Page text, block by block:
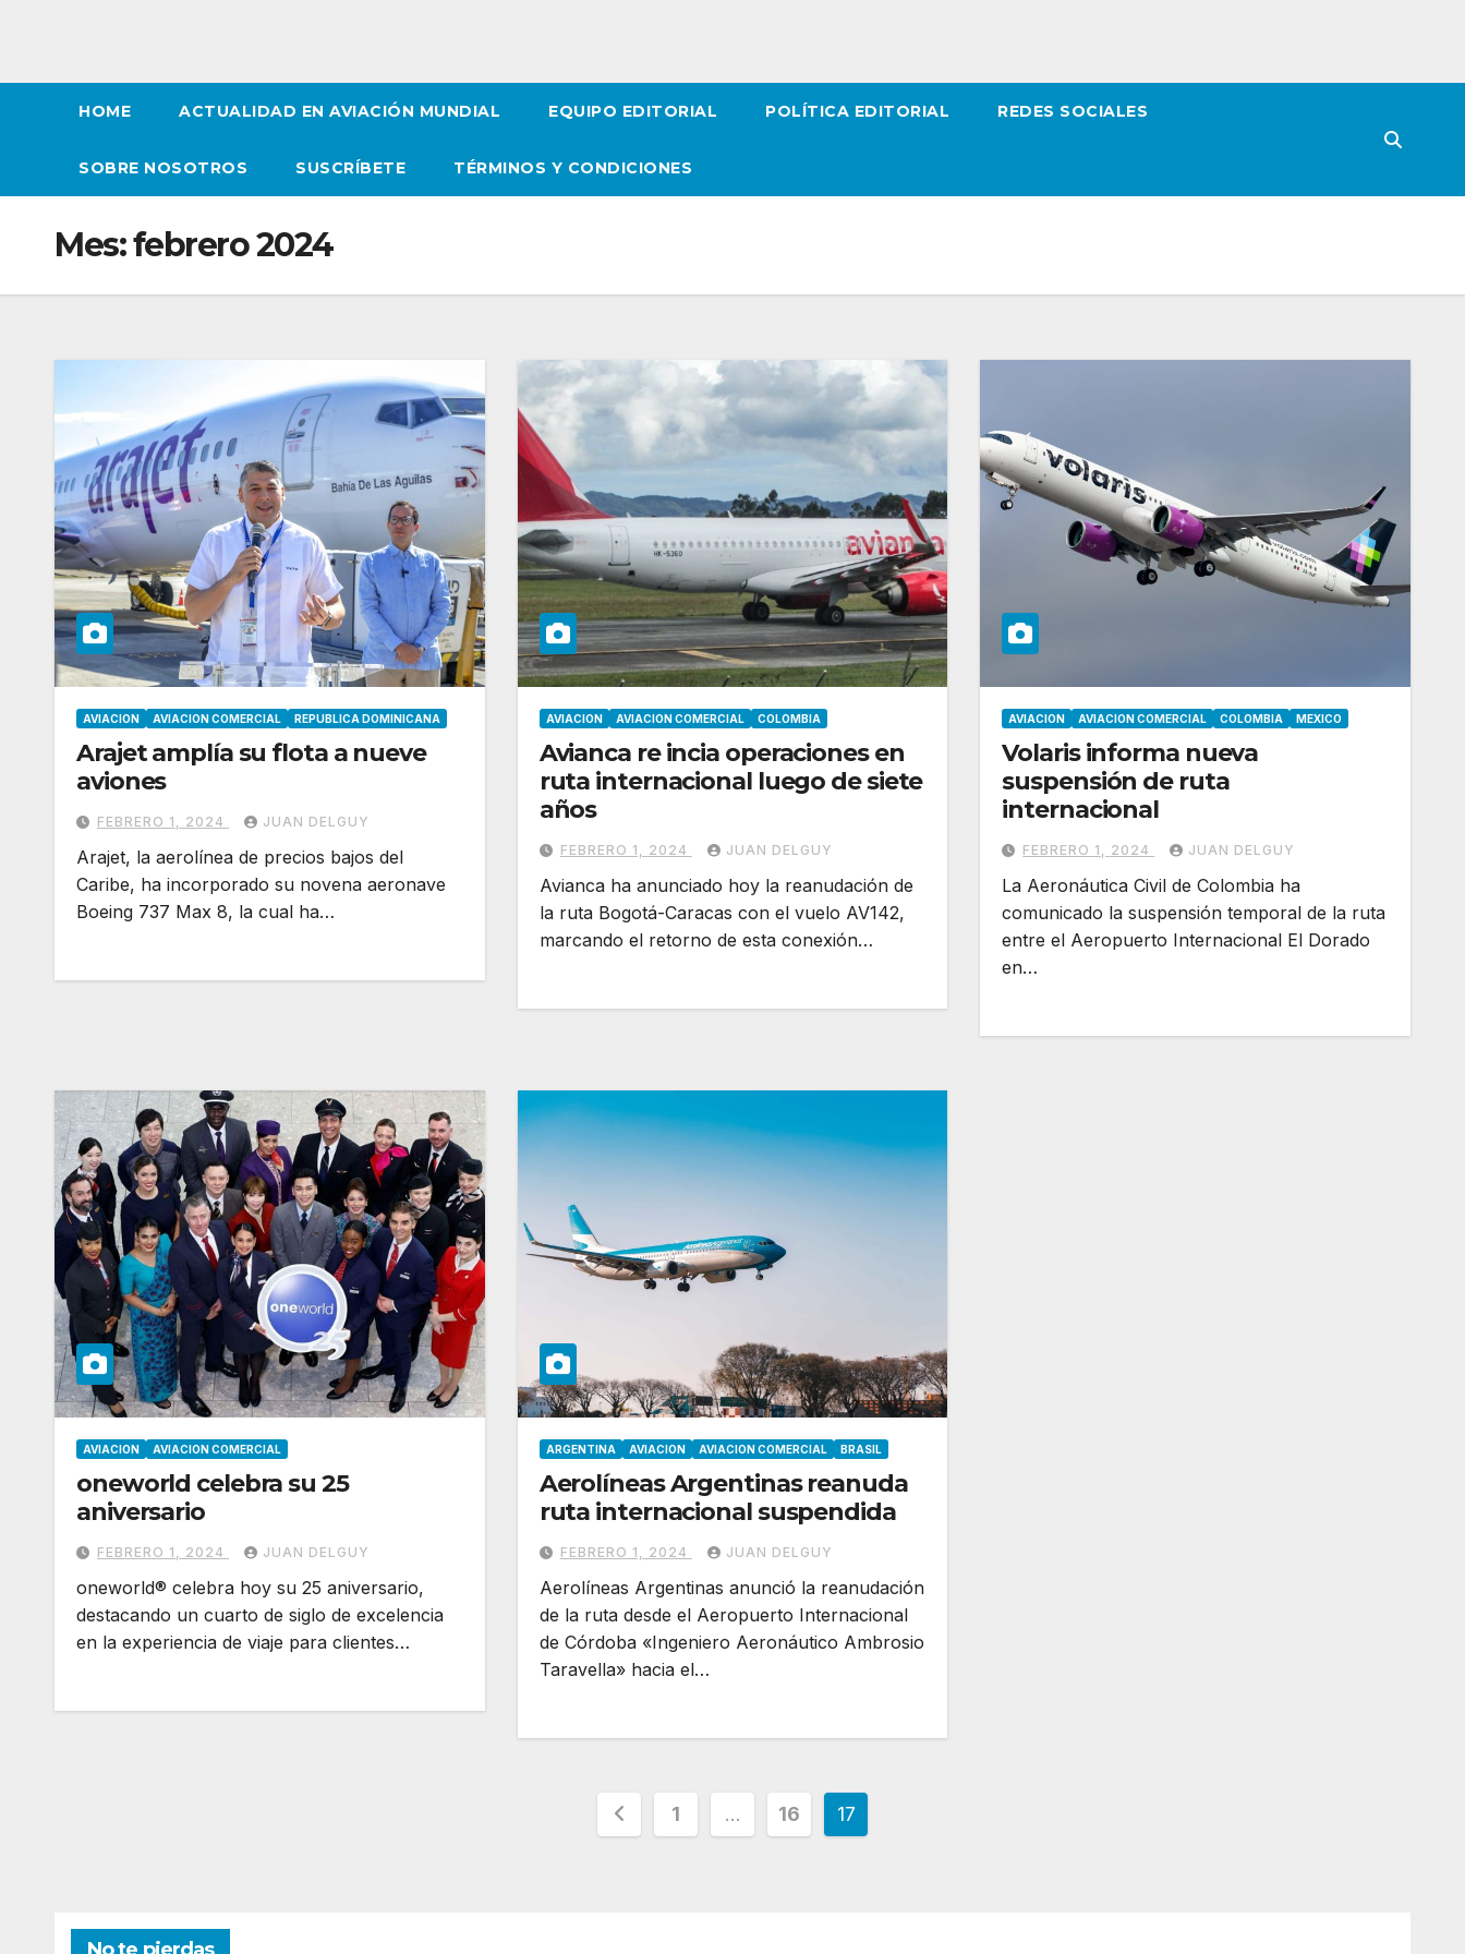
HOME ACTUALIDAD EN AVIACIÓN MUNDIAL EQUIPO EDITORIAL POLÍTICA EDITORIAL REDES SOCIALES
SOBRE NOSOTROS SUSCRÍBETE TÉRMINOS Y CONDICIONES
Mes:febrero 2024
AVIACION AVIACION COMERCIAL REPUBLICA DOMINICANA
Arajet amplía su flota a nueve
aviones
FEBRERO 1, 2024 JUAN DELGUY
Arajet, la aerolínea de precios bajos del
Caribe, ha incorporado su novena aeronave
Boeing 737 Max 8, la cual ha…
AVIACION AVIACION COMERCIAL COLOMBIA
Avianca re incia operaciones en
ruta internacional luego de siete
años
FEBRERO 1, 2024 JUAN DELGUY
Avianca ha anunciado hoy la reanudación de
la ruta Bogotá-Caracas con el vuelo AV142,
marcando el retorno de esta conexión…
AVIACION AVIACION COMERCIAL COLOMBIA MEXICO
Volaris informa nueva
suspensión de ruta
internacional
FEBRERO 1, 2024 JUAN DELGUY
La Aeronáutica Civil de Colombia ha
comunicado la suspensión temporal de la ruta
entre el Aeropuerto Internacional El Dorado
en…
AVIACION AVIACION COMERCIAL
oneworld celebra su 25
aniversario
FEBRERO 1, 2024 JUAN DELGUY
oneworld® celebra hoy su 25 aniversario,
destacando un cuarto de siglo de excelencia
en la experiencia de viaje para clientes…
ARGENTINA AVIACION AVIACION COMERCIAL BRASIL
Aerolíneas Argentinas reanuda
ruta internacional suspendida
FEBRERO 1, 2024 JUAN DELGUY
Aerolíneas Argentinas anunció la reanudación
de la ruta desde el Aeropuerto Internacional
de Córdoba «Ingeniero Aeronáutico Ambrosio
Taravella» hacia el…
Paginación
1 … 16 17